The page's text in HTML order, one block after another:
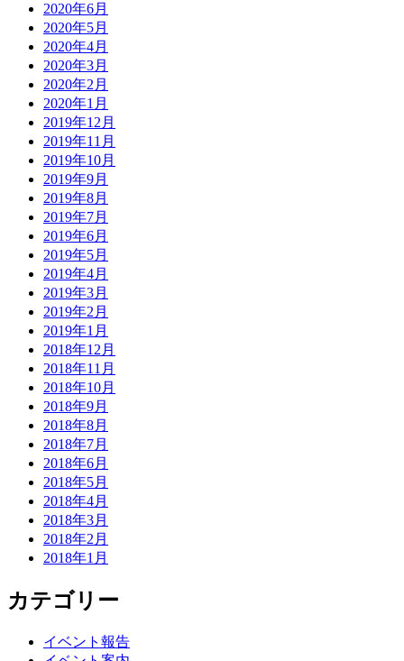
2020年6月
2020年5月
2020年4月
2020年3月
2020年2月
2020年1月
2019年12月
2019年11月
2019年10月
2019年9月
2019年8月
2019年7月
2019年6月
2019年5月
2019年4月
2019年3月
2019年2月
2019年1月
2018年12月
2018年11月
2018年10月
2018年9月
2018年8月
2018年7月
2018年6月
2018年5月
2018年4月
2018年3月
2018年2月
2018年1月
カテゴリー
イベント報告